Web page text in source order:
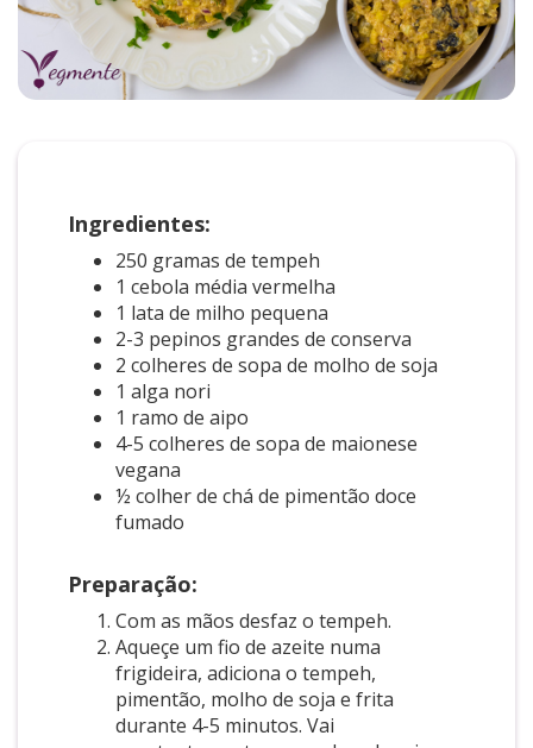
Ingredientes:
250 gramas de tempeh
1 cebola média vermelha
1 lata de milho pequena
2-3 pepinos grandes de conserva
2 colheres de sopa de molho de soja
1 alga nori
1 ramo de aipo
4-5 colheres de sopa de maionese
vegana
½ colher de chá de pimentão doce
fumado
Preparação:
Com as mãos desfaz o tempeh.
Aqueçe um fio de azeite numa
frigideira, adiciona o tempeh,
pimentão, molho de soja e frita
durante 4-5 minutos. Vai